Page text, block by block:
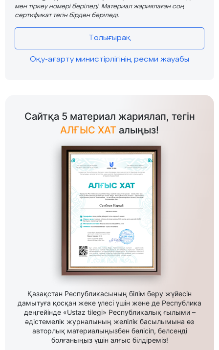
мен тіркеу номері беріледі. Материал жариялаған соң
сертификат тегін бірден беріледі.
Толығырақ
Оқу-ағарту министірлігінің ресми жауабы
Сайтқа 5 материал жариялап, тегін
АЛҒЫС ХАТ алыңыз!
Қазақстан Республикасының білім беру жүйесін
дамытуға қосқан жеке үлесі үшін және де Республика
деңгейінде «Ustaz tilegi» Республикалық ғылыми –
әдістемелік журналының желілік басылымына өз
авторлық материалыңызбен бөлісіп, белсенді
болғаныңыз үшін алғыс білдіреміз!